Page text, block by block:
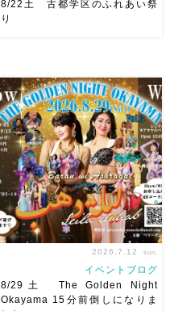
りにて踊らせていただきます♡
太鼓も叩くよー！私たちは
18:40頃から出演です屋台も出
てとても楽しいお祭りになりそ
う
私たちも踊った後は祭り
を楽しみます
遊びにいら
[…]
8/22土 古都学区のふれあい祭
り
2026.7.12 sun.
イベントブログ
8/29土 The Golden Night
Okayama 15分前倒しになりま